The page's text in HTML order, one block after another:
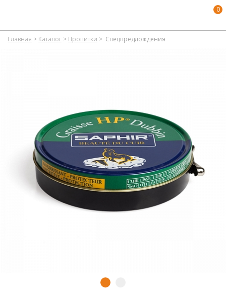
0
Главная > Каталог > Пропитки > Спецпредлождения